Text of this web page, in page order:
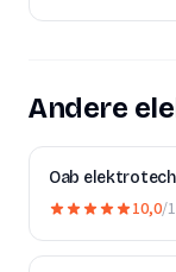
Andere
Oab
10,0/